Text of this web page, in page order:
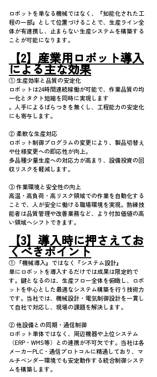
ロボットを単なる機械ではなく、『知能化された工
程の一部』として位置づけることで、生産ライン全
体が有連携し、止まらない生産システムを構築する
ことが可能になります。
【2】産業用ロボット導入
による主な効果
① 生産効率と品質の安定化
ロボットは24時間連続稼働が可能で、作業品質の均
一化とタクト短縮を同時に実現します
。人手によるばらつきを無くし、工程能力の安定化
にも寄与します。
② 柔軟な生産対応
ロボット制御プログラムの変更により、製品切替え
や仕様変更への即応性が向上。
多品種少量生産への対応力が高まり、設備投資の回
収リスクを軽減します。
③ 作業環境と安全性の向上
高温・高負荷・高リスク領域での作業を自動化する
ことで、人が安全に働ける職場環境を実現。熟練技
能者は品質管理や改善業務など、より付加価値の高
い領域へシフトできます。
【3】導入時に押さえてお
くべきポイント
① 『機械導入』ではなく『システム設計』
単にロボットを導入するだけでは成果は限定的で
す。鍵となるのは、生産フロー全体を俯瞰し、ロボ
ットを中心とした最適なシステム構築を行う技術力
です。当社では、機械設計・電気制御設計を一貫し
て自社で対応し、現場の課題を解決します。
② 他設備との同期・通信制御
ロボット単体ではなく、周辺機器や上位システム
（ERP・WMS等）との連携が不可欠です。当社は各
メーカーPLC・通信プロトコルに精通しており、マ
ルチベンダー環境でも安定動作する統合制御システ
ムを構築します。